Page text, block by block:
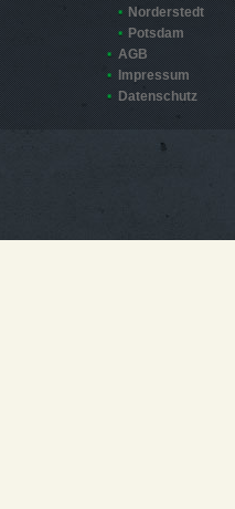
Norderstedt
Potsdam
AGB
Impressum
Datenschutz